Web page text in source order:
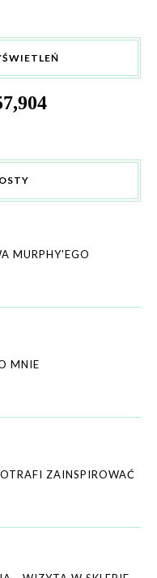
MURPHY'EGO
MNIE
ZAINSPIROWAĆ